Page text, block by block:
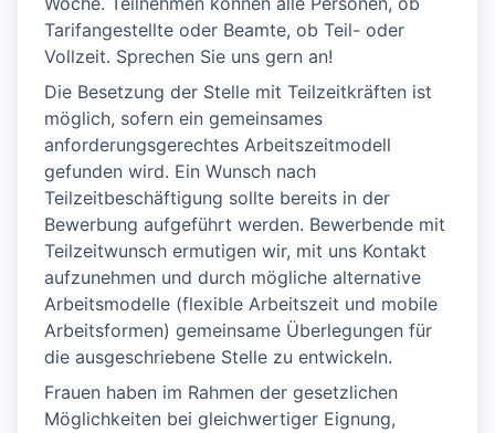
Tarifangestellte oder Beamte, ob Teil- oder
Vollzeit. Sprechen Sie uns gern an!
Die Besetzung der Stelle mit Teilzeitkräften ist
möglich, sofern ein gemeinsames
anforderungsgerechtes Arbeitszeitmodell
gefunden wird. Ein Wunsch nach
Teilzeitbeschäftigung sollte bereits in der
Bewerbung aufgeführt werden. Bewerbende mit
Teilzeitwunsch ermutigen wir, mit uns Kontakt
aufzunehmen und durch mögliche alternative
Arbeitsmodelle (flexible Arbeitszeit und mobile
Arbeitsformen) gemeinsame Überlegungen für
die ausgeschriebene Stelle zu entwickeln.
Frauen haben im Rahmen der gesetzlichen
Möglichkeiten bei gleichwertiger Eignung,